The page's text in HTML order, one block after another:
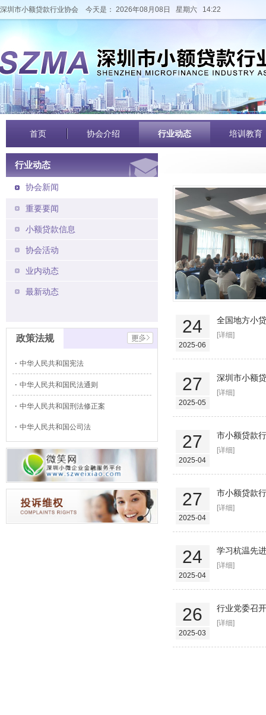
深圳市小额贷款行业协会 今天是： 2026年08月08日 星期六 14:22
首页 协会介绍 行业动态 培训教育
行业动态
协会新闻
重要要闻
小额贷款信息
协会活动
业内动态
最新动态
政策法规
中华人民共和国宪法
中华人民共和国民法通则
中华人民共和国刑法修正案
中华人民共和国公司法
24
2025-06
全国地方小
[详细]
27
2025-05
深圳市小额
[详细]
27
2025-04
市小额贷款
[详细]
27
2025-04
市小额贷款
[详细]
24
2025-04
学习杭温先
[详细]
26
2025-03
行业党委召
[详细]